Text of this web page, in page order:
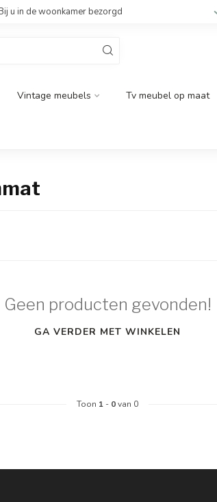
u in de woonkamer bezorgd
Vintage meubels Tv meubel op maat
Geen producten gevonden!
GA VERDER MET WINKELEN
Toon 1 - 0van 0